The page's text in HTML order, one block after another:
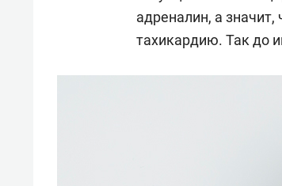
адреналин, а
тахикардию. Так до